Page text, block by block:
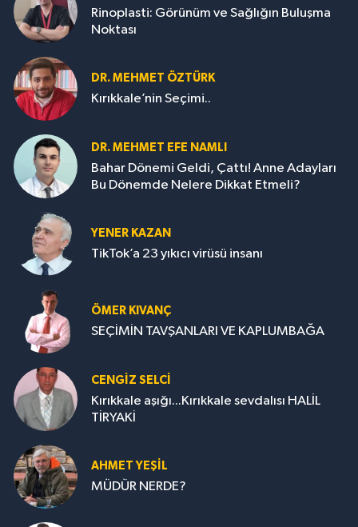
Rinoplasti: Görünüm ve Sağlığın Buluşma
Noktası
DR. MEHMET ÖZTÜRK
Kırıkkale’nin Seçimi..
DR. MEHMET EFE NAMLI
Bahar Dönemi Geldi, Çattı! Anne Adayları
Bu Dönemde Nelere Dikkat Etmeli?
YENER KAZAN
TikTok’a 23 yıkıcı virüsü insanı
ÖMER KIVANÇ
SEÇİMİN TAVŞANLARI VE KAPLUMBAĞA
CENGİZ SELCİ
Kırıkkale aşığı...Kırıkkale sevdalısı HALİL
TİRYAKİ
AHMET YEŞİL
MÜDÜR NERDE?